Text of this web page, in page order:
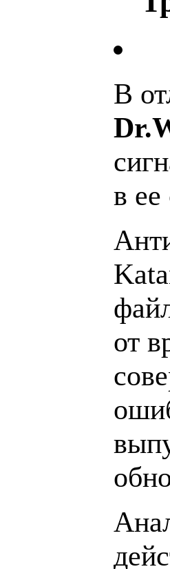
В
в
от